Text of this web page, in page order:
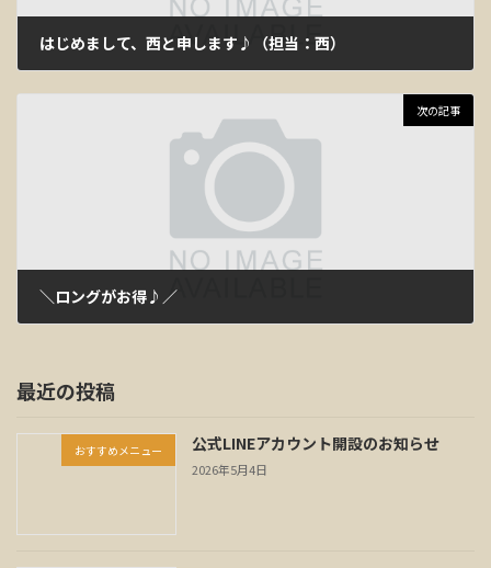
はじめまして、西と申します♪（担当：西）
次の記事
＼ロングがお得♪／
最近の投稿
おすすめメニュー 公式LINEアカウント開設のお知らせ
2026年5月4日